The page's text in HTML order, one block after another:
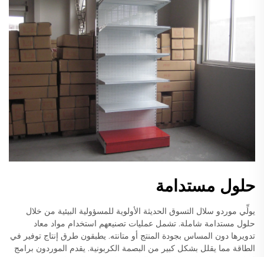
حلول مستدامة
يولِّي موردو سلال التسوق الحديثة الأولوية للمسؤولية البيئية من خلال
حلول مستدامة شاملة. تشمل عمليات تصنيعهم استخدام مواد معاد
تدويرها دون المساس بجودة المنتج أو متانته. يطبقون طرق إنتاج توفير في
الطاقة مما يقلل بشكل كبير من البصمة الكربونية. يقدم الموردون برامج